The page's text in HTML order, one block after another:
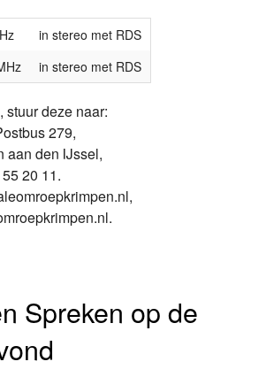
in stereo met RDS
in stereo met RDS
stuur deze naar:
279,
aan den IJssel,
20 11.
Spreken op de